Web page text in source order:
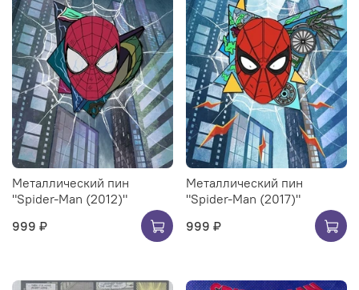
Металлический пин
"Spider-Man (2012)"
999 ₽
Металлический пин
"Spider-Man (2017)"
999 ₽